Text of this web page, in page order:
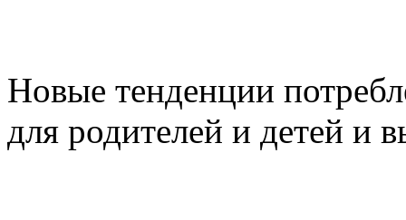
Новые тенденции
для родителей и детей и